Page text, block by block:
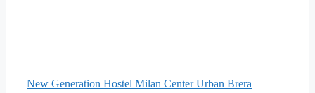
New Generation Hostel Milan Center Urban Brera